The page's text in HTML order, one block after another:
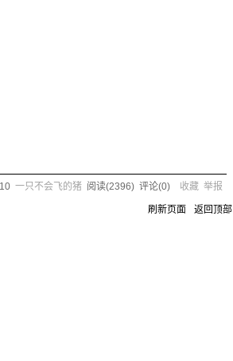
一只不会飞的猪 阅读(2396) 评论(0) 收藏 举报
刷新页面 返回顶部